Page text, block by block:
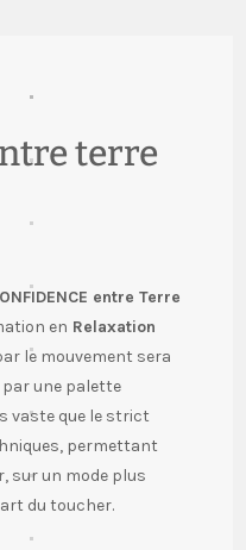
terre
entre Terre
en Relaxation
le mouvement sera
par une palette
vaste que le strict
permettant
sur un mode plus
du toucher.